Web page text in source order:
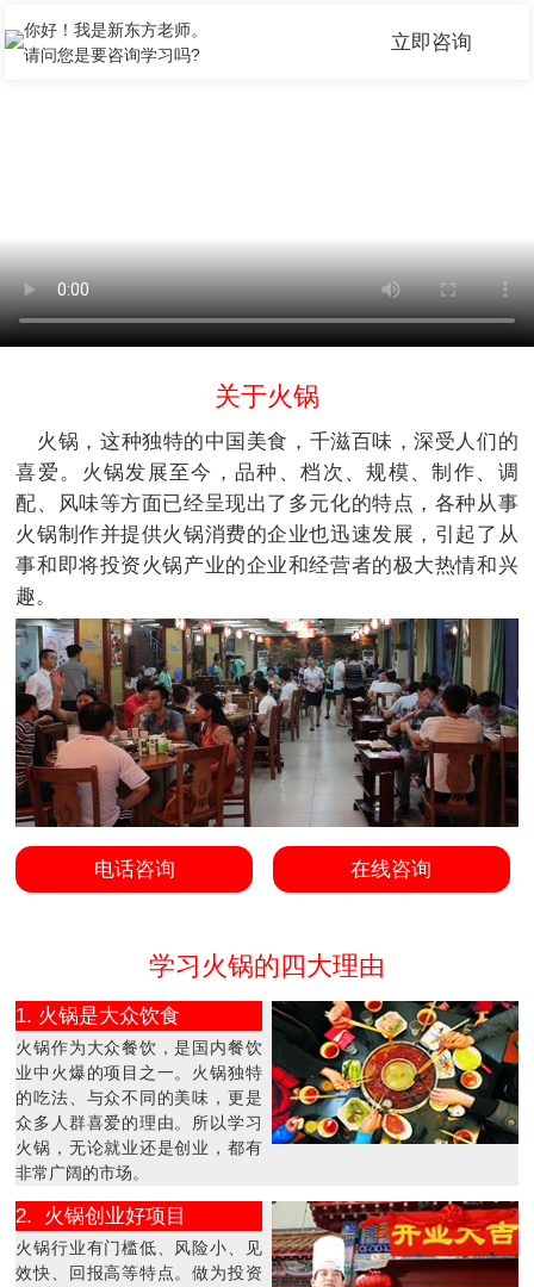
你好！我是新东方老师。
请问您是要咨询学习吗?
立即咨询
关于火锅
火锅，这种独特的中国美食，千滋百味，深受人们的
喜爱。火锅发展至今，品种、档次、规模、制作、调
配、风味等方面已经呈现出了多元化的特点，各种从事
火锅制作并提供火锅消费的企业也迅速发展，引起了从
事和即将投资火锅产业的企业和经营者的极大热情和兴
趣。
电话咨询 在线咨询
学习火锅的四大理由
1. 火锅是大众饮食
火锅作为大众餐饮，是国内餐饮
业中火爆的项目之一。火锅独特
的吃法、与众不同的美味，更是
众多人群喜爱的理由。所以学习
火锅，无论就业还是创业，都有
非常广阔的市场。
2. 火锅创业好项目
火锅行业有门槛低、风险小、见
效快、回报高等特点。做为投资